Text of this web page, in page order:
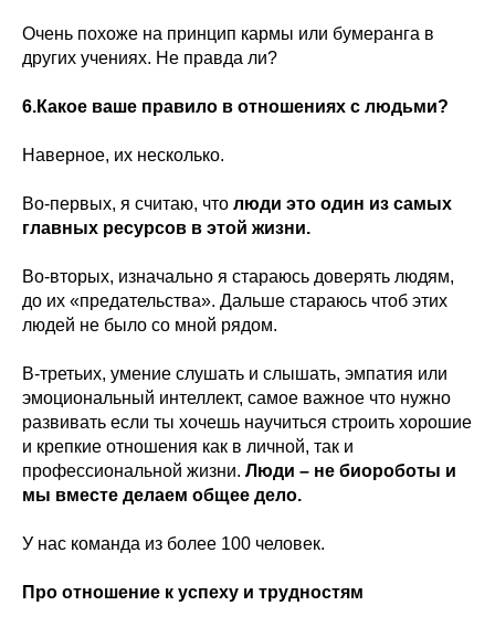
Очень похоже на принцип кармы или бумеранга в
других учениях. Не правда ли?
6.Какое ваше правило в отношениях с людьми?
Наверное, их несколько.
Во-первых, я считаю, что люди это один из самых
главных ресурсов в этой жизни.
Во-вторых, изначально я стараюсь доверять людям,
до их «предательства». Дальше стараюсь чтоб этих
людей не было со мной рядом.
В-третьих, умение слушать и слышать, эмпатия или
эмоциональный интеллект, самое важное что нужно
развивать если ты хочешь научиться строить хорошие
и крепкие отношения как в личной, так и
профессиональной жизни. Люди – не биороботы и
мы вместе делаем общее дело.
У нас команда из более 100 человек.
Про отношение к успеху и трудностям